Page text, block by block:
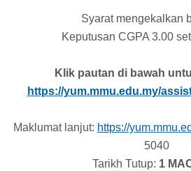
Syarat mengekalkan
Keputusan CGPA 3.00
Klik pautan di bawah
https://yum.mmu.edu.my/
Maklumat lanjut: https://
5040
Tarikh Tutup: 1